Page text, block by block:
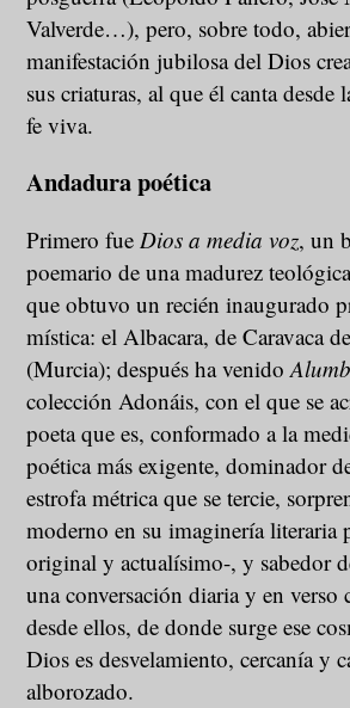
Valverde…), pero, sobre todo,
manifestación jubilosa del Dios
sus criaturas, al que él canta desde
fe viva.
Andadura poética
Primero fue Dios a media voz, un
poemario de una madurez
que obtuvo un recién inaugurado
mística: el Albacara, de Caravaca
(Murcia); después ha venido
colección Adonáis, con el que se
poeta que es, conformado a la
poética más exigente, dominador
estrofa métrica que se tercie,
moderno en su imaginería literaria
original y actualísimo-, y sabedor
una conversación diaria y en verso
desde ellos, de donde surge ese
Dios es desvelamiento, cercanía y
alborozado.